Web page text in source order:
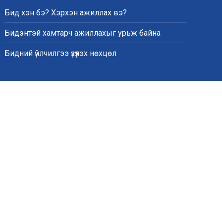
Бид хэн бэ? Хэрхэн ажиллах вэ?
Бидэнтэй хамтарч ажиллахыг урьж байна
Бидний үйлчилгээ үзүүлэх нөхцөл